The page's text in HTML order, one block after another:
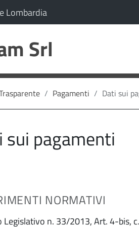
di Sicam Srl appartiene a:
Lombardia(Apre il link in una nuova
Srl
Pagamenti Dati sui
sui pagamenti
NORMATIVI
Legislativo n. 33/2013, Art. 4-bis,